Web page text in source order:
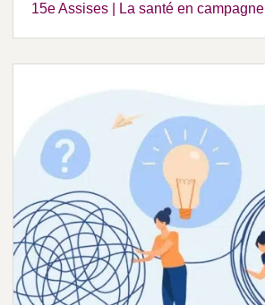
15e Assises | La santé en campagne